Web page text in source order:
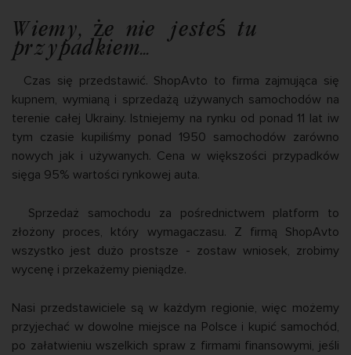
Wiemy, że nie jesteś tu
przypadkiem...
Czas się przedstawić. ShopAvto to firma zajmująca się
kupnem, wymianą i sprzedażą używanych samochodów na
terenie całej Ukrainy. Istniejemy na rynku od ponad 11 lat iw
tym czasie kupiliśmy ponad 1950 samochodów zarówno
nowych jak i używanych. Cena w większości przypadków
sięga 95% wartości rynkowej auta.
Sprzedaż samochodu za pośrednictwem platform to
złożony proces, który wymagaczasu. Z firmą ShopAvto
wszystko jest dużo prostsze - zostaw wniosek, zrobimy
wycenę i przekażemy pieniądze.
Nasi przedstawiciele są w każdym regionie, więc możemy
przyjechać w dowolne miejsce na Polsce i kupić samochód,
po załatwieniu wszelkich spraw z firmami finansowymi, jeśli